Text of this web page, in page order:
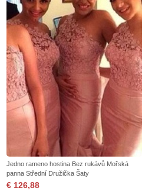
Jedno rameno hostina Bez rukávů Mořská
panna Střední Družička Šaty
€ 126,88